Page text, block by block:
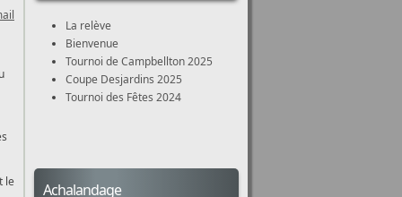
le
La relève
Bienvenue
Tournoi de Campbellton 2025
Coupe Desjardins 2025
Tournoi des Fêtes 2024
Achalandage